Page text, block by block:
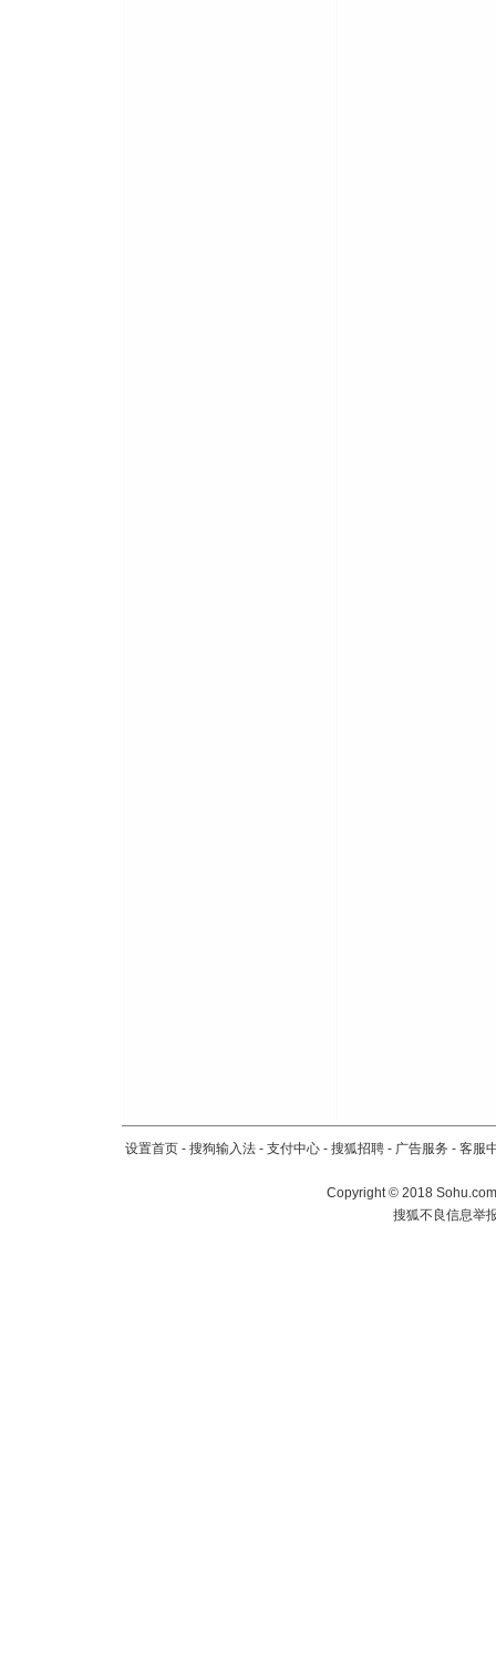
设置首页 - 搜狗输入法 - 支付中心 - 搜狐招聘 - 广告服务 - 客服
Copyright ©2018
搜狐不良信息举